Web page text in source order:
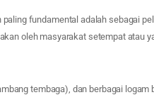
fundamental adalah sebagai
oleh masyarakat setempat atau
tembaga), dan berbagai logam